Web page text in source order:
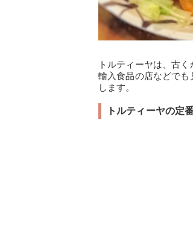
トルティーヤは、古
輸入食品の店などで
します。
トルティーヤの定